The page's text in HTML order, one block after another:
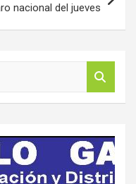
nacional del jueves